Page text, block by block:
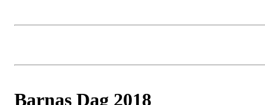
Barnas Dag 2018